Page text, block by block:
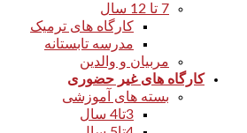
7 تا 12 سال
کارگاه های ترمیک
مدرسه تابستانه
مربیان و والدین
کارگاه های غیر حضوری
بسته های آموزشی
3تا4 سال